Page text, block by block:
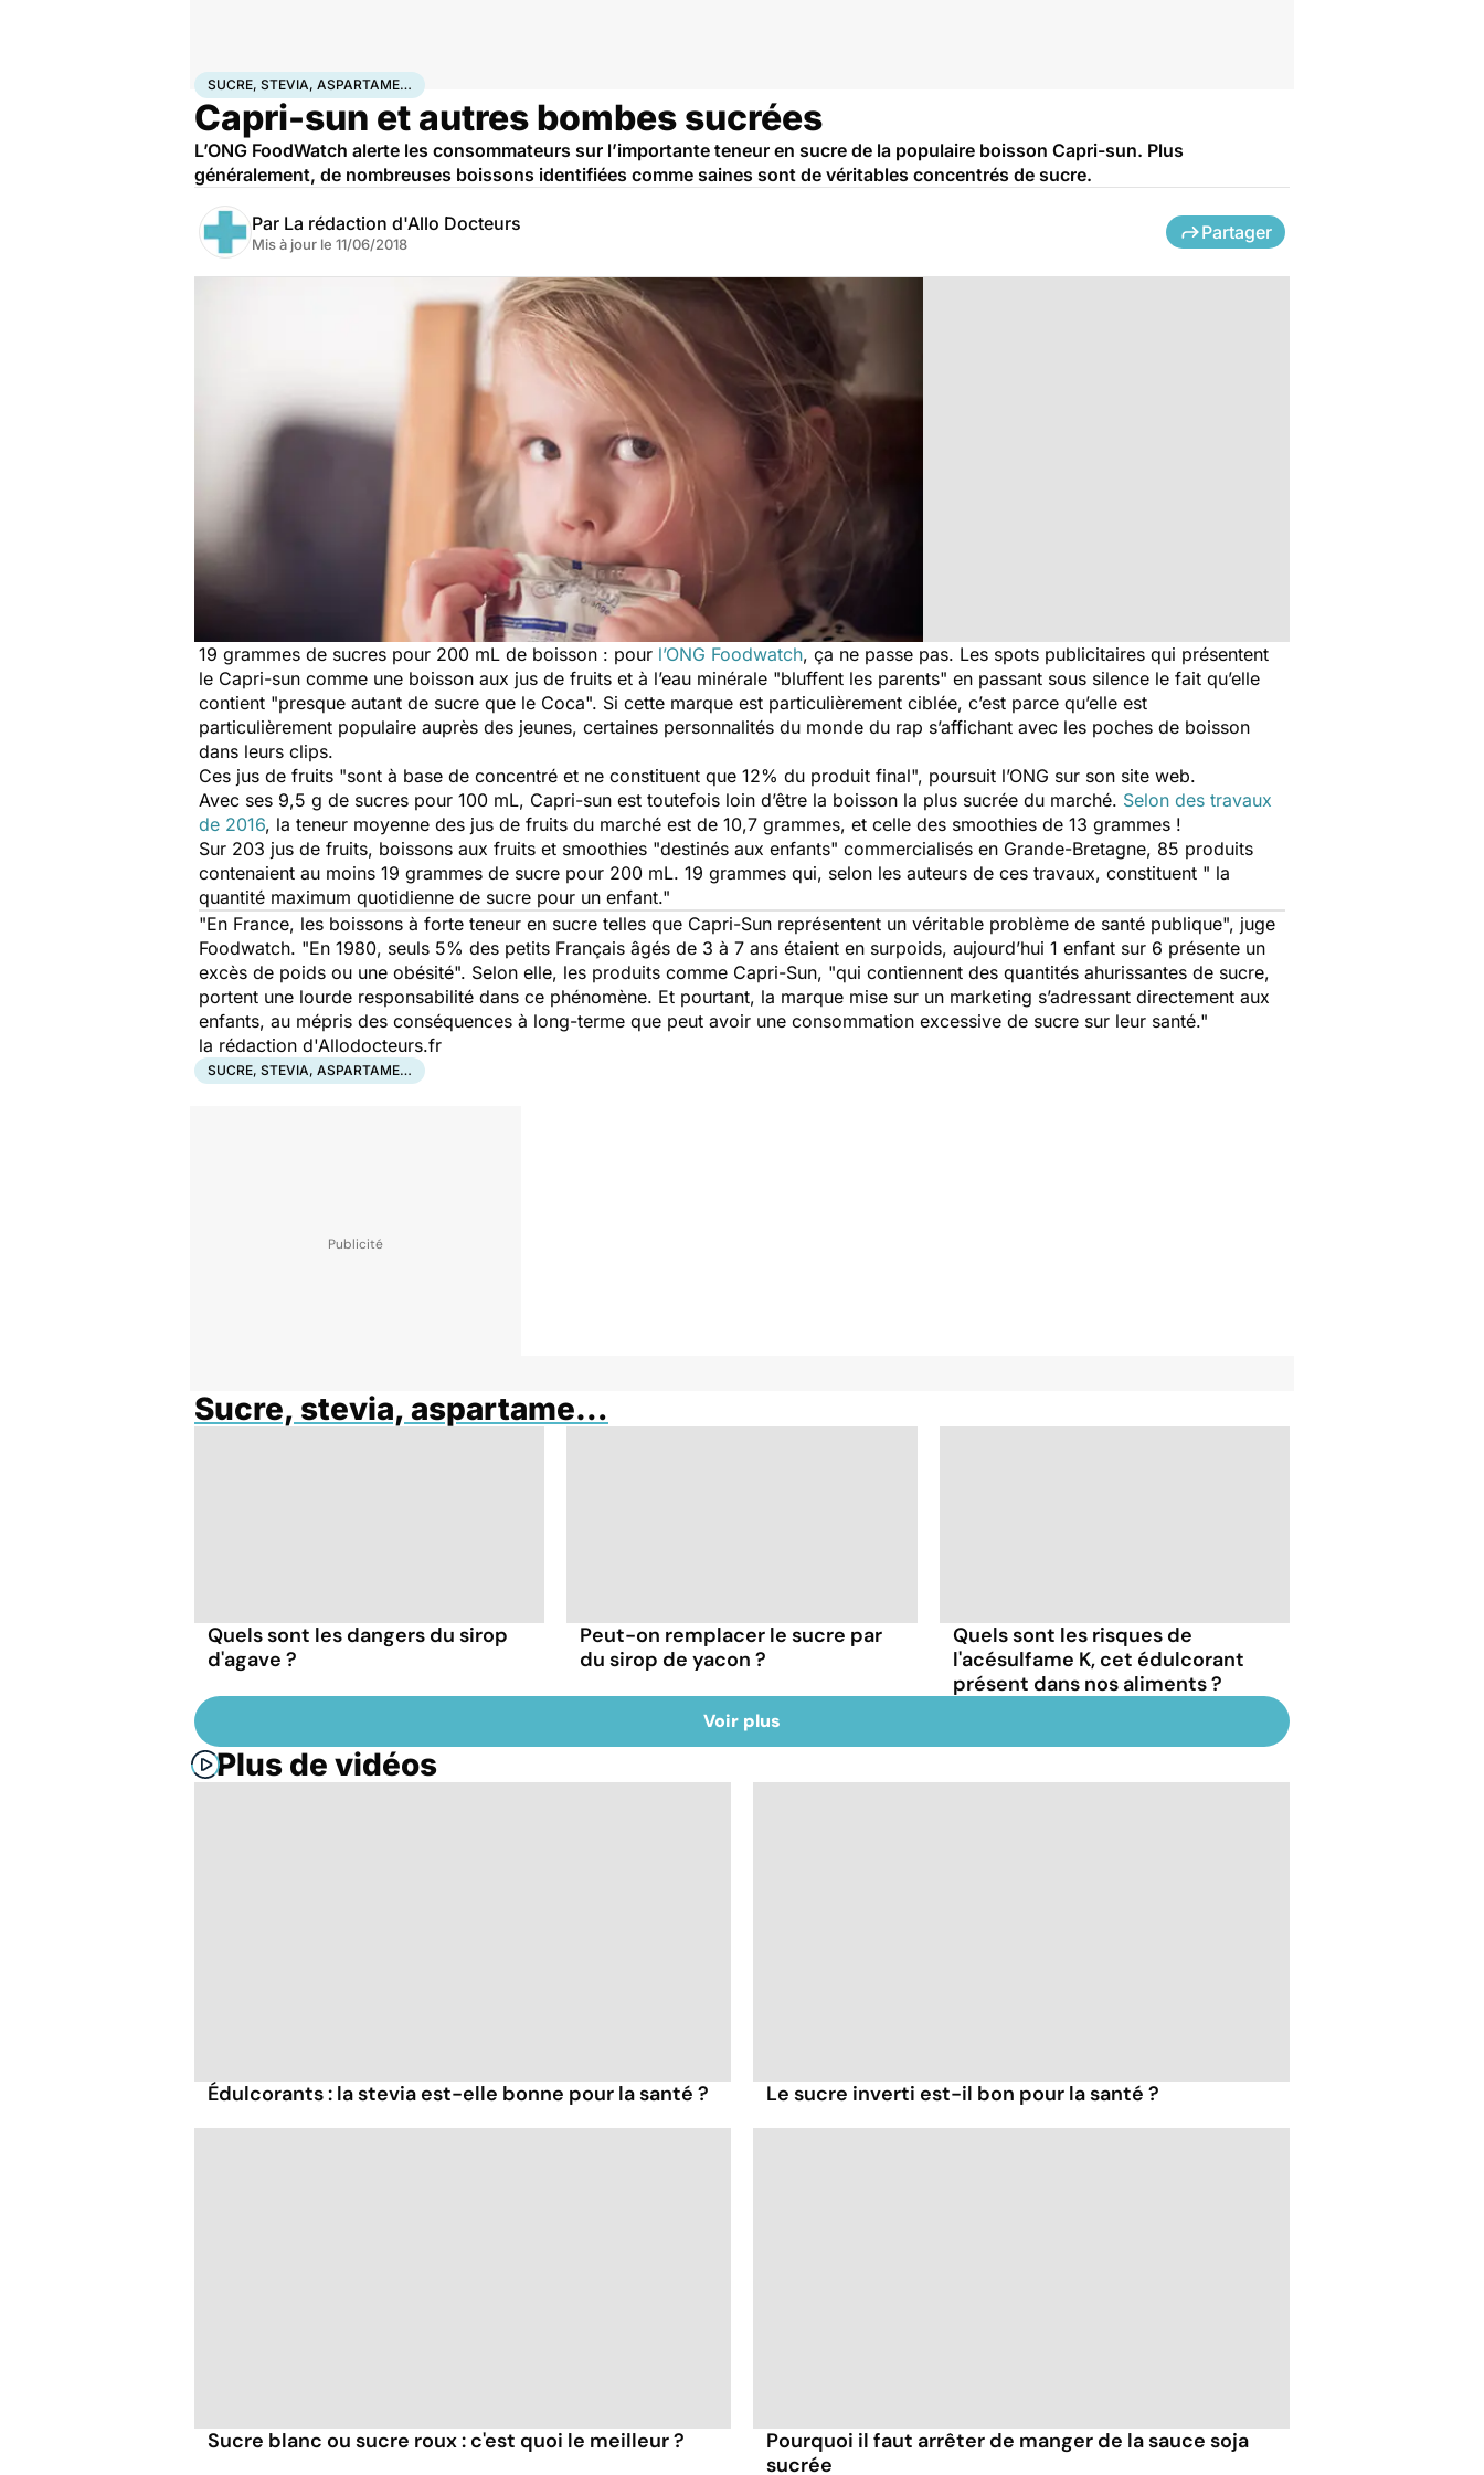
AccueilSantéSucre, stevia, aspartame…
SUCRE, STEVIA, ASPARTAME…
Capri-sun et autres bombes sucrées
L’ONG FoodWatch alerte les consommateurs sur l’importante teneur en sucre de la populaire boisson Capri-sun. Plus
généralement, de nombreuses boissons identifiées comme saines sont de véritables concentrés de sucre.
Par La rédaction d'Allo Docteurs
Mis à jour le 11/06/2018
Partager
19 grammes de sucres pour 200 mL de boisson : pour l’ONG Foodwatch, ça ne passe pas. Les spots publicitaires qui présentent
le Capri-sun comme une boisson aux jus de fruits et à l’eau minérale "bluffent les parents" en passant sous silence le fait qu’elle
contient "presque autant de sucre que le Coca". Si cette marque est particulièrement ciblée, c’est parce qu’elle est
particulièrement populaire auprès des jeunes, certaines personnalités du monde du rap s’affichant avec les poches de boisson
dans leurs clips.
Ces jus de fruits "sont à base de concentré et ne constituent que 12% du produit final", poursuit l’ONG sur son site web.
Avec ses 9,5 g de sucres pour 100 mL, Capri-sun est toutefois loin d’être la boisson la plus sucrée du marché. Selon des travaux
de 2016, la teneur moyenne des jus de fruits du marché est de 10,7 grammes, et celle des smoothies de 13 grammes !
Sur 203 jus de fruits, boissons aux fruits et smoothies "destinés aux enfants" commercialisés en Grande-Bretagne, 85 produits
contenaient au moins 19 grammes de sucre pour 200 mL. 19 grammes qui, selon les auteurs de ces travaux, constituent " la
quantité maximum quotidienne de sucre pour un enfant."
"En France, les boissons à forte teneur en sucre telles que Capri-Sun représentent un véritable problème de santé publique", juge
Foodwatch. "En 1980, seuls 5% des petits Français âgés de 3 à 7 ans étaient en surpoids, aujourd’hui 1 enfant sur 6 présente un
excès de poids ou une obésité". Selon elle, les produits comme Capri-Sun, "qui contiennent des quantités ahurissantes de sucre,
portent une lourde responsabilité dans ce phénomène. Et pourtant, la marque mise sur un marketing s’adressant directement aux
enfants, au mépris des conséquences à long-terme que peut avoir une consommation excessive de sucre sur leur santé."
la rédaction d'Allodocteurs.fr
SUCRE, STEVIA, ASPARTAME…
Sucre, stevia, aspartame…
Quels sont les dangers du sirop
d'agave ?
Peut-on remplacer le sucre par
du sirop de yacon ?
Quels sont les risques de
l'acésulfame K, cet édulcorant
présent dans nos aliments ?
Voir plus
Plus de vidéos
Édulcorants : la stevia est-elle bonne pour la santé ? Le sucre inverti est-il bon pour la santé ?
Sucre blanc ou sucre roux : c'est quoi le meilleur ?
Pourquoi il faut arrêter de manger de la sauce soja
sucrée